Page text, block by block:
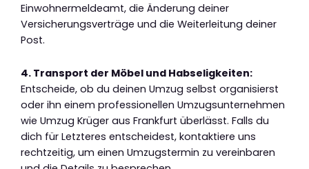
Einwohnermeldeamt, die Änderung deiner
Versicherungsverträge und die Weiterleitung deiner
Post.
4. Transport der Möbel und Habseligkeiten:
Entscheide, ob du deinen Umzug selbst organisierst
oder ihn einem professionellen Umzugsunternehmen
wie Umzug Krüger aus Frankfurt überlässt. Falls du
dich für Letzteres entscheidest, kontaktiere uns
rechtzeitig, um einen Umzugstermin zu vereinbaren